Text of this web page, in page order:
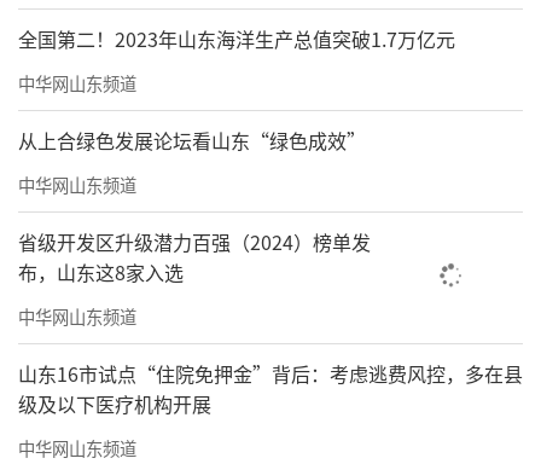
国际美术交流中心、杭州风雅文化艺术有限公
司、浙江省油画家协会、金华市博物馆、兰溪
市博物馆、浦江县美术馆等专业艺术机构和海
内外私人藏家珍藏。
全国第二！2023年山东海洋生产总值突破1.7万亿元
中华网山东频道
从上合绿色发展论坛看山东“绿色成效”
中华网山东频道
省级开发区升级潜力百强（2024）榜单发
布，山东这8家入选
中华网山东频道
山东16市试点“住院免押金”背后：考虑逃费风控，多在县
级及以下医疗机构开展
中华网山东频道